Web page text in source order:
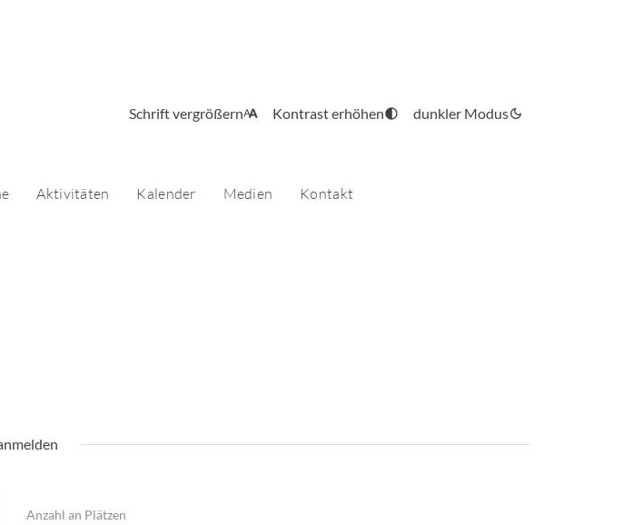
Schrift vergrößern Kontrast erhöhen dunkler Modus
Aktivitäten Kalender Medien
Kontakt
Anzahl an Plätzen